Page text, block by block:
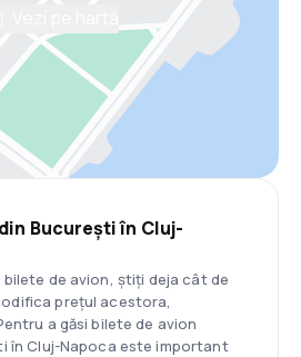
București în Cluj-
de avion, știți deja cât de
prețul acestora,
a găsi bilete de avion
în Cluj-Napoca este important